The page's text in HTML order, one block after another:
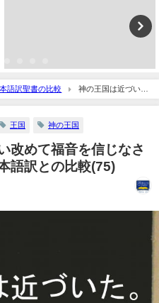
語訳聖書の比較
神の王国は近づい
書と他の日本語訳との比較(75)
王国 神の王国
改めて福音を信じなさ
語訳との比較(75)